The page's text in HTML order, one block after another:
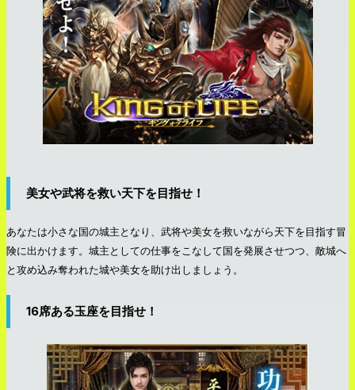
美女や武将を救い天下を目指せ！
あなたは小さな国の城主となり、武将や美女を救いながら天下を目指す冒
険に出かけます。城主としての仕事をこなして国を発展させつつ、敵城へ
と攻め込み奪われた城や美女を助け出しましょう。
16席ある玉座を目指せ！